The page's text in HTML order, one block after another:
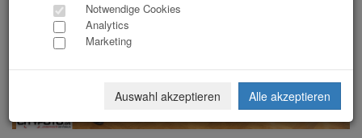
Notwendige Cookies
Analytics
Marketing
Auswahl akzeptieren Alle akzeptieren